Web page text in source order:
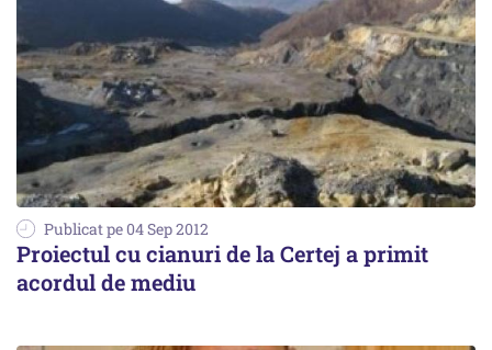
Publicat pe 04 Sep 2012
Proiectul cu cianuri de la Certej a primit
acordul de mediu